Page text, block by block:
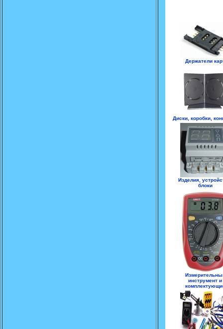
Держатели
Диски, коробки,
Изделия,
блоки
инструмент и